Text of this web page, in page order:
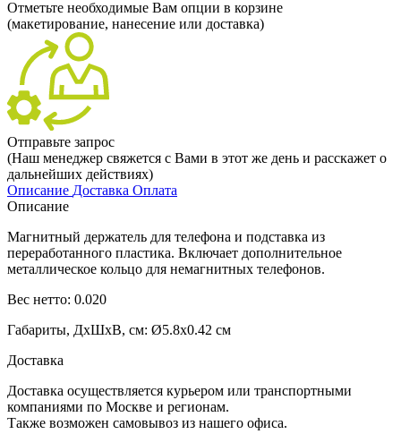
Отметьте необходимые Вам опции в корзине
(макетирование, нанесение или доставка)
Отправьте запрос
(Наш менеджер свяжется с Вами в этот же день и расскажет о
дальнейших действиях)
Описание Доставка Оплата
Описание
Магнитный держатель для телефона и подставка из
переработанного пластика. Включает дополнительное
металлическое кольцо для немагнитных телефонов.
Вес нетто: 0.020
Габариты, ДхШхВ, см: Ø5.8x0.42 см
Доставка
Доставка осуществляется курьером или транспортными
компаниями по Москве и регионам.
Также возможен самовывоз из нашего офиса.